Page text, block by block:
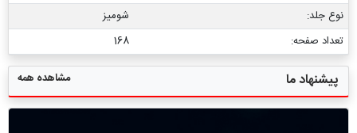
نوع جلد:
شومیز
تعداد صفحه:
168
پیشنهاد ما مشاهده همه